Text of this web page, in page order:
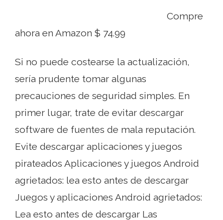
Compre
ahora en Amazon $ 74.99
Si no puede costearse la actualización,
sería prudente tomar algunas
precauciones de seguridad simples. En
primer lugar, trate de evitar descargar
software de fuentes de mala reputación.
Evite descargar aplicaciones y juegos
pirateados Aplicaciones y juegos Android
agrietados: lea esto antes de descargar
Juegos y aplicaciones Android agrietados:
Lea esto antes de descargar Las